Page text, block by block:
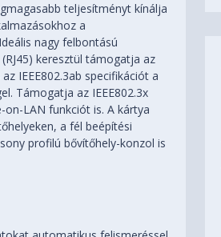
teljesítményt kínálja
a
nagy felbontású
keresztül támogatja az
IEEE802.3ab specifikációt a
Támogatja az IEEE802.3x
LAN funkciót is. A kártya
a fél beépítési
profilú bővítőhely-konzol is